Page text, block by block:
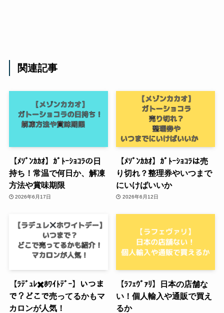
関連記事
【ﾒｿﾞﾝｶｶｵ】ｶﾞﾄｰｼｮｺﾗの日
持ち！常温で何日か、解凍
方法や賞味期限
2026年6月17日
【ﾒｿﾞﾝｶｶｵ】ｶﾞﾄｰｼｮｺﾗは売
り切れ？整理券やいつまで
にいけばいいか
2026年6月12日
【ﾗﾃﾞｭﾚ✖️ﾎﾜｲﾄﾃﾞｰ】いつま
で？どこで売ってるかもマ
カロンが人気！
【ﾗﾌｪｳﾞｧﾘ】日本の店舗な
い！個人輸入や通販で買え
るか